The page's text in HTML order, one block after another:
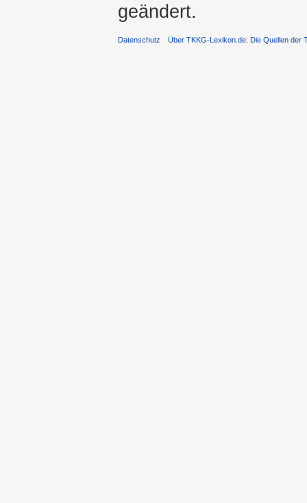
geändert.
Datenschutz Über TKKG-Lexikon.de: Die Quellen der